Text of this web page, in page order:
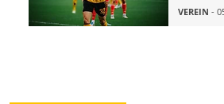
VEREIN -